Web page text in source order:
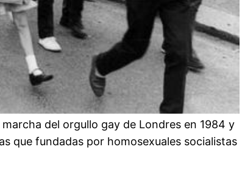
del orgullo gay de Londres en 1984 y
que fundadas por homosexuales socialistas